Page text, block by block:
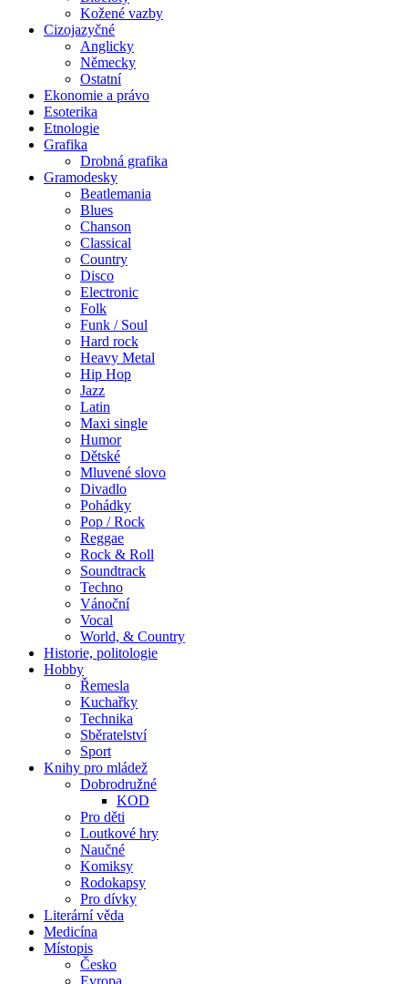
Kožené vazby
Cizojazyčné
Anglicky
Německy
Ostatní
Ekonomie a právo
Esoterika
Etnologie
Grafika
Drobná grafika
Gramodesky
Beatlemania
Blues
Chanson
Classical
Country
Disco
Electronic
Folk
Funk / Soul
Hard rock
Heavy Metal
Hip Hop
Jazz
Latin
Maxi single
Humor
Dětské
Mluvené slovo
Divadlo
Pohádky
Pop / Rock
Reggae
Rock & Roll
Soundtrack
Techno
Vánoční
Vocal
World, & Country
Historie, politologie
Hobby
Řemesla
Kuchařky
Technika
Sběratelství
Sport
Knihy pro mládež
Dobrodružné
KOD
Pro děti
Loutkové hry
Naučné
Komiksy
Rodokapsy
Pro dívky
Literární věda
Medicína
Místopis
Česko